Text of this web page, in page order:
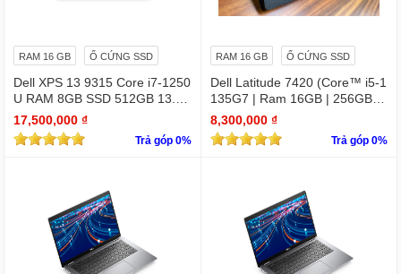
RAM 16 GB Ổ CỨNG SSD
Dell XPS 13 9315 Core i7-1250
U RAM 8GB SSD 512GB 13.4"
4K Touchscreen
17,500,000 ₫
Trả góp 0%
RAM 16 GB Ổ CỨNG SSD
Dell Latitude 7420 (Core™ i5-1
135G7 | Ram 16GB | 256GB S
SD | 14.0inch FHD)
8,300,000 ₫
Trả góp 0%